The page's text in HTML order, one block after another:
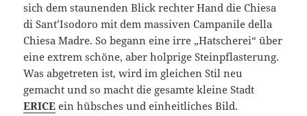
sich dem staunenden Blick rechter Hand die Chiesa
di Sant’Isodoro mit dem massiven Campanile della
Chiesa Madre. So begann eine irre „Hatscherei“ über
eine extrem schöne, aber holprige Steinpflasterung.
Was abgetreten ist, wird im gleichen Stil neu
gemacht und so macht die gesamte kleine Stadt
ERICE ein hübsches und einheitliches Bild.